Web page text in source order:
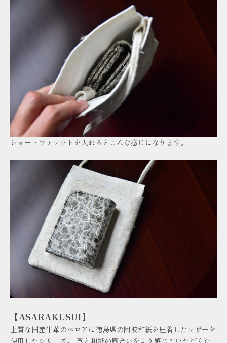
ショートウォレットを入れるとこんな感じになります。
【ASARAKUSUI】
上質な国産牛革のベロアに徳島県の阿波和紙を圧着したレザーを
使用したシリーズ。 革と和紙の風合いをより感じていただくた